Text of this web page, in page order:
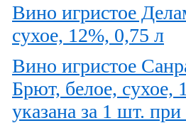
Вино игристое
сухое, 12%, 0,75 л
Вино игристое
Брют, белое, сухое,
указана за 1 шт.